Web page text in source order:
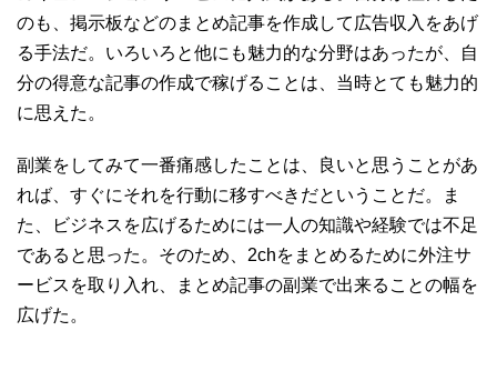
のも、掲示板などのまとめ記事を作成して広告収入をあげ
る手法だ。いろいろと他にも魅力的な分野はあったが、自
分の得意な記事の作成で稼げることは、当時とても魅力的
に思えた。
副業をしてみて一番痛感したことは、
良いと思うことがあ
れば、すぐにそれを行動に移すべき だということだ。ま
た、ビジネスを広げるためには一人の知識や経験では不足
であると思った。そのため、2chをまとめるために外注サ
ービスを取り入れ、まとめ記事の副業で出来ることの幅を
広げた。